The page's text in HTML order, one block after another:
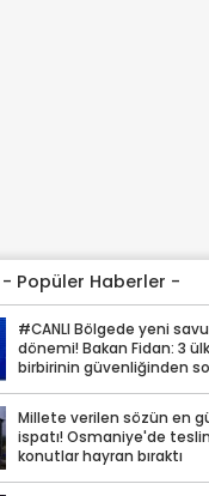
- Popüler Haberler -
#CANLI Bölgede yeni
dönemi! Bakan Fidan: 3
birbirinin güvenliğinden
Millete verilen sözün en
ispatı! Osmaniye'de
konutlar hayran bıraktı